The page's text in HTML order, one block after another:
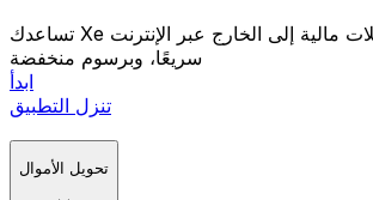
تساعدك Xe على إرسال تحويلات مالية إلى الخارج عبر الإنترنت
سريعًا، وبرسوم منخفضة
ابدأ
تنزل التطبيق
تحويل الأموال